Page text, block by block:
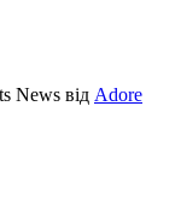
News від Adore